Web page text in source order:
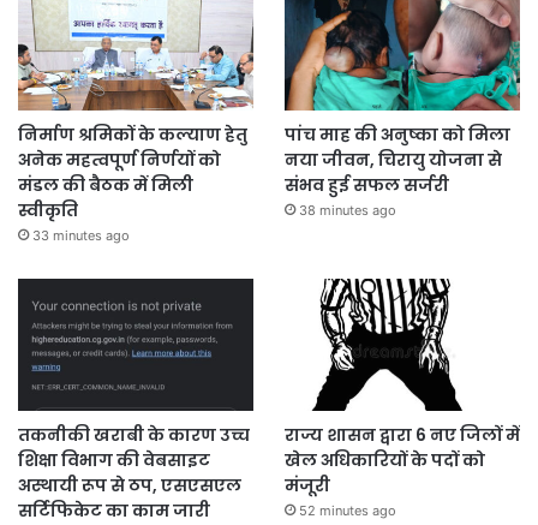
निर्माण श्रमिकों के कल्याण हेतु
अनेक महत्वपूर्ण निर्णयों को
मंडल की बैठक में मिली
स्वीकृति
33 minutes ago
पांच माह की अनुष्का को मिला
नया जीवन, चिरायु योजना से
संभव हुई सफल सर्जरी
38 minutes ago
तकनीकी खराबी के कारण उच्च
शिक्षा विभाग की वेबसाइट
अस्थायी रूप से ठप, एसएसएल
सर्टिफिकेट का काम जारी
राज्य शासन द्वारा 6 नए जिलों में
खेल अधिकारियों के पदों को
मंजूरी
52 minutes ago